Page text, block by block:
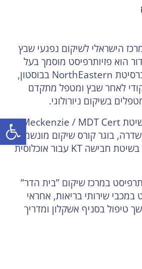
הישראלי לשיקום נפגעי שבץ
הוא פזיותרפיסט מוסמך בעל
תואר דוקטור מאוניברסיטת NorthEastern בבוסטון,
לאחר שבץ ומטפל מתקדם
בשיקום ניורולוגי.
דור מטפל מוסמך בשיטת Meckenzie / MDT Cert
בוגר קורס שיקום מונשמים
כרוניים וקורס טיפול בשיטת חבישה KT עבור אוכלוסית
במרכז שיקום ”בית הדר”
במכבי שירותי בריאות, אחראי
טיפול בסניף אשקלון ומדריך